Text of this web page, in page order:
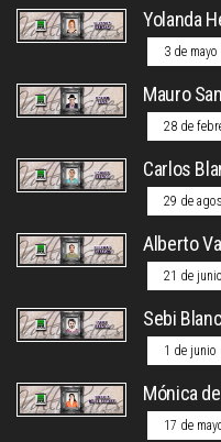
Yolanda
3 de
Mauro
28 de
Carlos
29 de
Alberto
21 de
Sebi
1 de junio
Mónica
17 de